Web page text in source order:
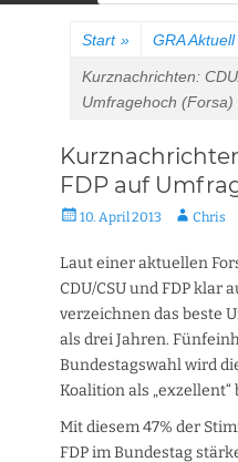
Start » GRA Aktuell
Kurznachrichten:
Umfragehoch (Forsa)
FDP auf
Veröffentlicht
10. April 2013 AutorChris
Laut einer aktuellen
CDU/CSU und FDP klar
verzeichnen das beste
als drei Jahren.
Bundestagswahl wird
Koalition als „exzellent“
Mit diesem 47% der
FDP im Bundestag